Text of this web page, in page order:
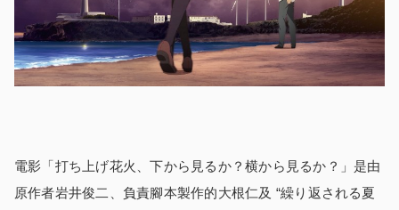
電影「打ち上げ花火、下から見るか？横から見るか？」是由
原作者岩井俊二、負責腳本製作的大根仁及 “繰り返される夏